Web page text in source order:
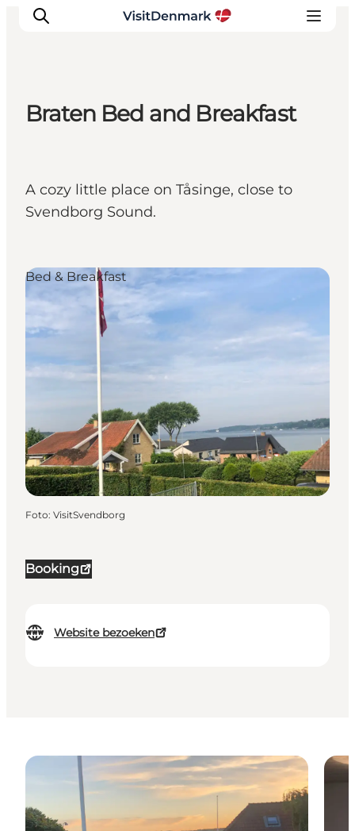
Wat te doen
Accommodaties
Plan je reis
Braten Bed and Breakfast
A cozy little place on Tåsinge, close to
Svendborg Sound.
Booking
Website bezoeken
Bed & Breakfast
Foto: VisitSvendborg